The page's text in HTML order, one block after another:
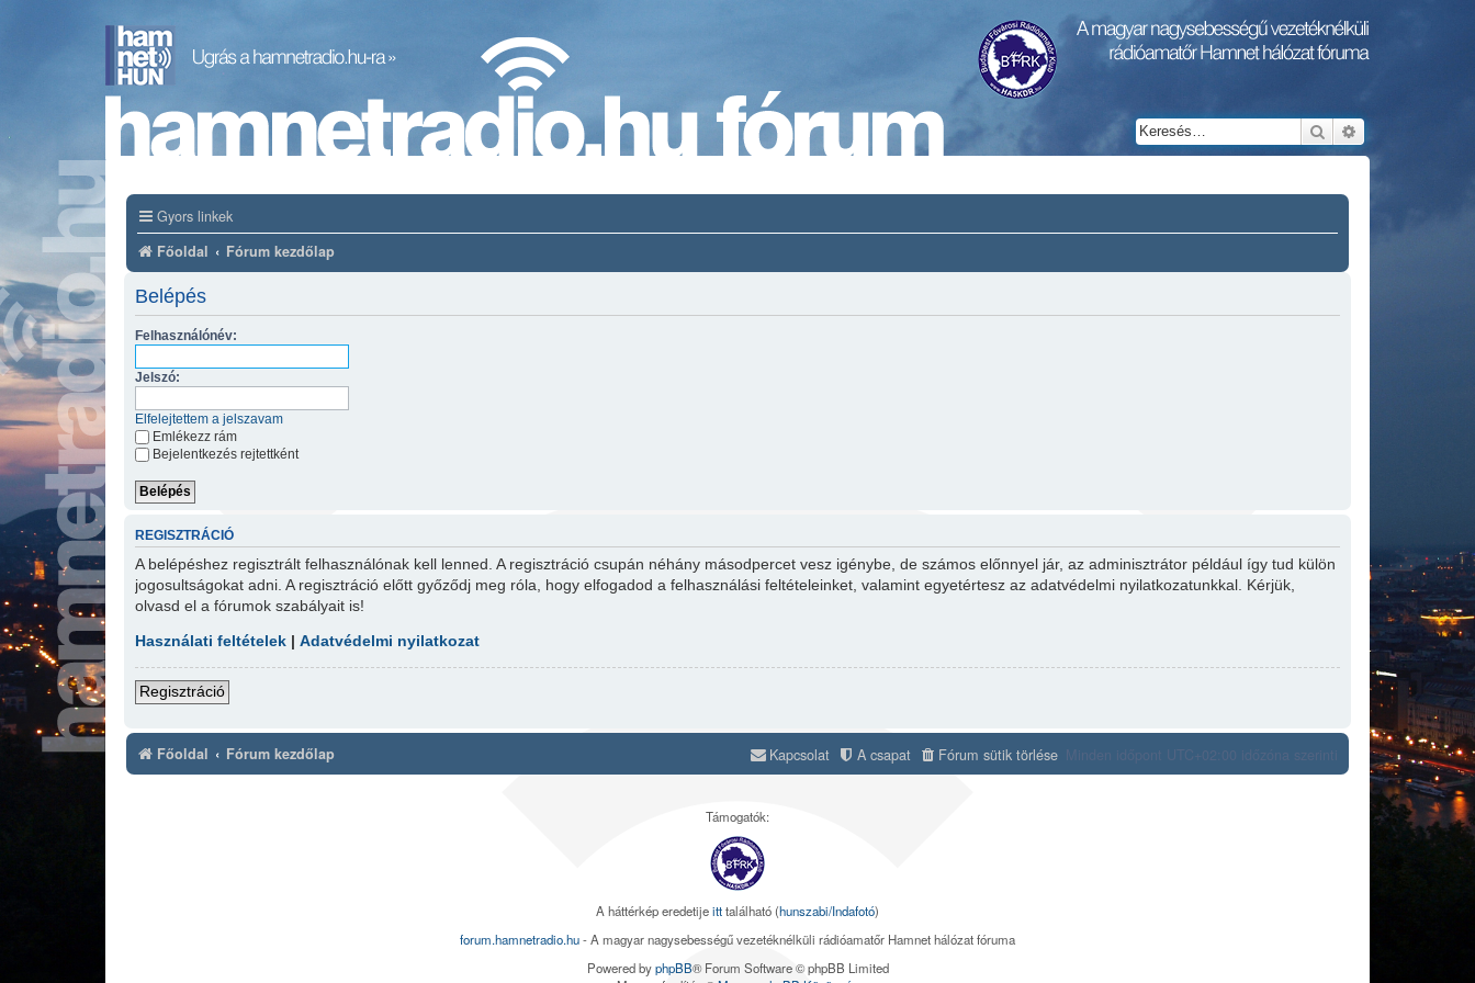
Keresés
Gyors linkek
Főoldal Fórum kezdőlap
Belépés
Felhasználónév:
Jelszó:
Elfelejtettem a jelszavam
Emlékezz rám
Bejelentkezés rejtettként
REGISZTRÁCIÓ
A belépéshez regisztrált felhasználónak kell lenned. A regisztráció csupán néhány másodpercet vesz igénybe, de számos előnnyel jár, az adminisztrátor például így tud külön
jogosultságokat adni. A regisztráció előtt győződj meg róla, hogy elfogadod a felhasználási feltételeinket, valamint egyetértesz az adatvédelmi nyilatkozatunkkal. Kérjük,
olvasd el a fórumok szabályait is!
Használati feltételek |Adatvédelmi nyilatkozat
Regisztráció
Főoldal Fórum kezdőlap Minden időpont UTC+02:00 időzóna szerinti
Fórum sütik törlése
A csapat
Kapcsolat
Támogatók:
A háttérkép eredetijeitttalálható (hunszabi/Indafotó)
forum.hamnetradio.hu- A magyar nagysebességű vezetéknélküli rádióamatőr Hamnet hálózat fóruma
Powered byphpBB® Forum Software © phpBB Limited